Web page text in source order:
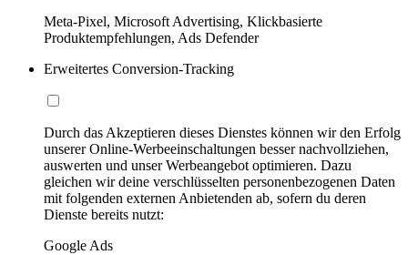
Meta-Pixel, Microsoft Advertising, Klickbasierte
Produktempfehlungen, Ads Defender
Erweitertes Conversion-Tracking
Durch das Akzeptieren dieses Dienstes können wir den Erfolg
unserer Online-Werbeeinschaltungen besser nachvollziehen,
auswerten und unser Werbeangebot optimieren. Dazu
gleichen wir deine verschlüsselten personenbezogenen Daten
mit folgenden externen Anbietenden ab, sofern du deren
Dienste bereits nutzt:
Google Ads